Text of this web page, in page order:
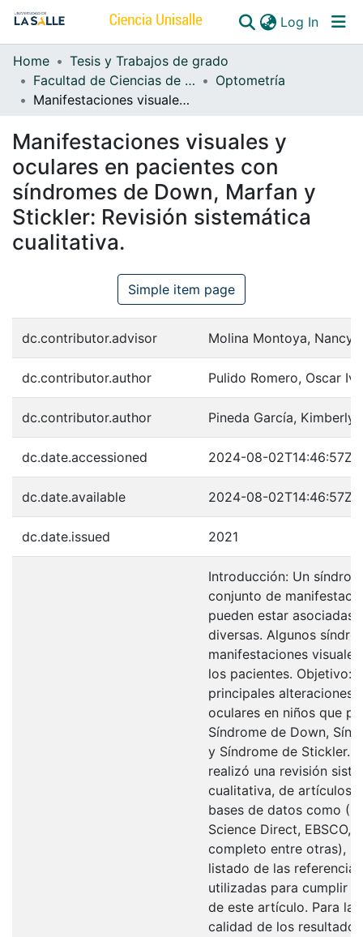
Log In
Communities & Collections
All of DSpace
Home
Tesis y Trabajos de grado
Facultad de Ciencias de la Salud
Optometría
Manifestaciones visuales y oculares en pacientes con síndromes de Down, Marfan y Stickler: Revisión sistemática cualitativa.
Manifestaciones visuales y
oculares en pacientes con
síndromes de Down, Marfan y
Stickler: Revisión sistemática
cualitativa.
Simple item page
dc.contributor.advisor Molina Montoya, Nancy
dc.contributor.author Pulido Romero, Oscar
dc.contributor.author Pineda García, Kimberly
dc.date.accessioned 2024-08-02T14:46:57Z
dc.date.available 2024-08-02T14:46:57Z
dc.date.issued 2021
Introducción: Un
conjunto de
pueden estar asociadas
diversas. Algunos
manifestaciones
los pacientes. Objetivo:
principales alteraciones
oculares en niños que
Síndrome de Down,
y Síndrome de Stickler.
realizó una revisión
cualitativa, de artículos
bases de datos como
Science Direct, EBSCO,
completo entre otras),
listado de las
utilizadas para cumplir
de este artículo. Para la
calidad de los